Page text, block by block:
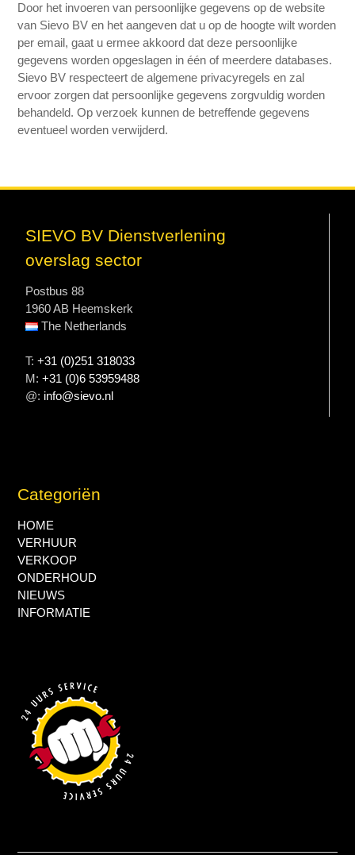
Door het invoeren van persoonlijke gegevens op de website
van Sievo BV en het aangeven dat u op de hoogte wilt worden
per email, gaat u ermee akkoord dat deze persoonlijke
gegevens worden opgeslagen in één of meerdere databases.
Sievo BV respecteert de algemene privacyregels en zal
ervoor zorgen dat persoonlijke gegevens zorgvuldig worden
behandeld. Op verzoek kunnen de betreffende gegevens
eventueel worden verwijderd.
SIEVO BV Dienstverlening
overslag sector
Postbus 88
1960 AB Heemskerk
The Netherlands
T:+31 (0)251 318033
M:+31 (0)6 53959488
@: info@sievo.nl
Categoriën
HOME
VERHUUR
VERKOOP
ONDERHOUD
NIEUWS
INFORMATIE